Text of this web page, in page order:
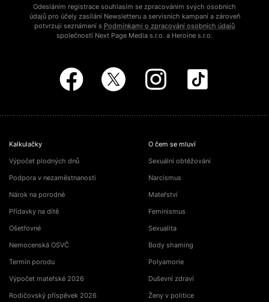
Odesláním registrace souhlasím se zpracováním svých osobních
údajů pro účely zasílání Newsletteru a servisních kampaní a zároveň
potvrzuji seznámení s Podmínkami o zpracování osobních údajů
společností Next Page Media s.r.o. a Heroine s.r.o.
Kalkulačky
Výpočet plodných dnů
Podpora v nezaměstnanosti
Nárok na porodné
Přídavky na dítě
Ošetřovné
Nemocenská OSVČ
Termín porodu
Výpočet mateřské 2026
Rodičovský příspěvek 2026
O čem se mluví
Sexuální obtěžování
Narcismus
Mateřství
Feminismus
Sexualita
Body shaming
Polyamorie
Duševní zdraví
Ženy v politice